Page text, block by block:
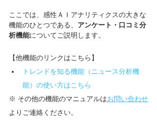
ここでは、感性ＡＩアナリティクスの大きな
機能のひとつである、 アンケート・口コミ分
析機能についてご説明します。
【他機能のリンクはこちら】
トレンドを知る機能（ニュース分析機
能）の使い方はこちら
※ その他の機能のマニュアルはお問い合わせ
よりご連絡ください。